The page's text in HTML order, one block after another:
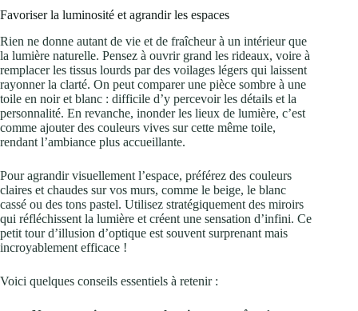
Favoriser la luminosité et agrandir les espaces
Rien ne donne autant de vie et de fraîcheur à un intérieur que
la lumière naturelle. Pensez à ouvrir grand les rideaux, voire à
remplacer les tissus lourds par des voilages légers qui laissent
rayonner la clarté. On peut comparer une pièce sombre à une
toile en noir et blanc : difficile d’y percevoir les détails et la
personnalité. En revanche, inonder les lieux de lumière, c’est
comme ajouter des couleurs vives sur cette même toile,
rendant l’ambiance plus accueillante.
Pour agrandir visuellement l’espace, préférez des couleurs
claires et chaudes sur vos murs, comme le beige, le blanc
cassé ou des tons pastel. Utilisez stratégiquement des miroirs
qui réfléchissent la lumière et créent une sensation d’infini. Ce
petit tour d’illusion d’optique est souvent surprenant mais
incroyablement efficace !
Voici quelques conseils essentiels à retenir :